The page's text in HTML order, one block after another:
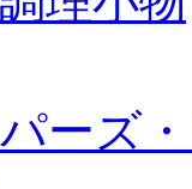
ーズ